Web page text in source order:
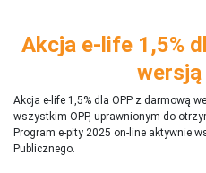
Akcja e-life 1,5%
wersją
Akcja e-life 1,5% dla OPP z darmową
wszystkim OPP, uprawnionym do
Program e-pity 2025 on-line aktywnie
Publicznego.